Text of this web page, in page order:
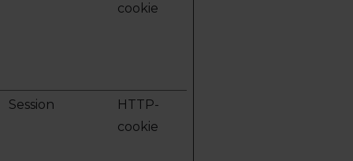
cookie
Session
HTTP-
cookie